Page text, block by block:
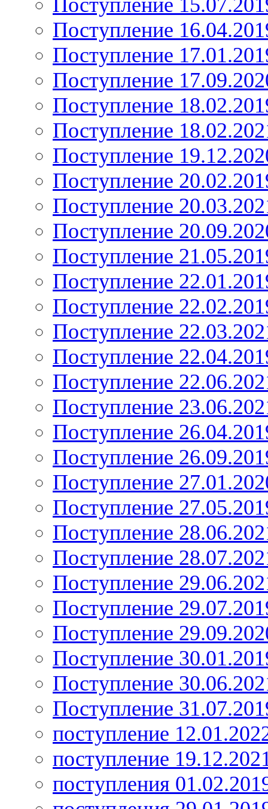
Поступление
Поступление
Поступление
Поступление
Поступление
Поступление
Поступление
Поступление
Поступление
Поступление
Поступление
Поступление
Поступление
Поступление
Поступление
Поступление
Поступление
Поступление
Поступление
Поступление
Поступление
Поступление
Поступление
Поступление
Поступление
Поступление
Поступление
Поступление
Поступление
поступление
поступление
поступления